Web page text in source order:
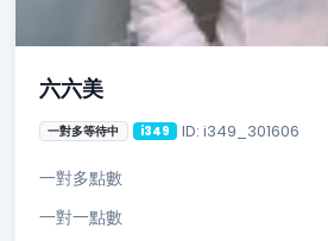
六六美
一對多等待中 i349 ID: i349_301606
一對多點數
一對一點數